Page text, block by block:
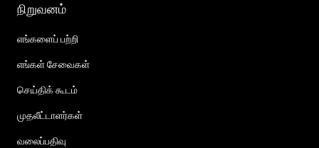
நிறுவனம்
எங்களைப் பற்றி
எங்கள் சேவைகள்
செய்திக் கூடம்
முதலீட்டாளர்கள்
வலைப்பதிவு